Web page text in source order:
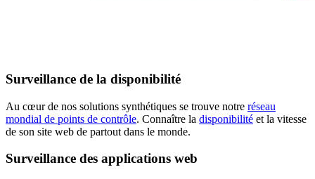
Surveillance de la disponibilité
Au cœur de nos solutions synthétiques se trouve notre réseau
mondial de points de contrôle. Connaître la disponibilité et la vitesse
de son site web de partout dans le monde.
Surveillance des applications web